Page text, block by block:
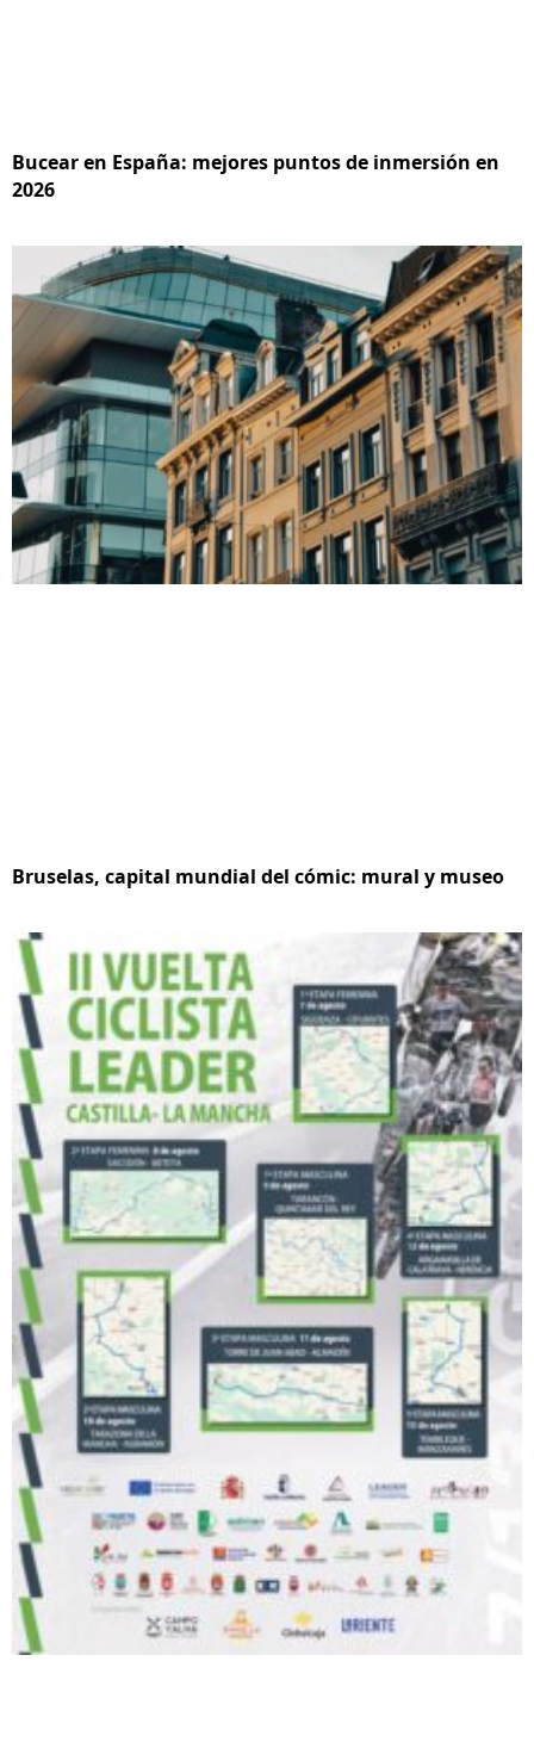
Bucear en España: mejores puntos de inmersión en
2026
Bruselas, capital mundial del cómic: mural y museo